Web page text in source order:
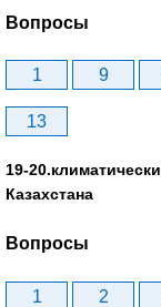
Вопросы
1 9
13
19-
Казахстана
Вопросы
1 2